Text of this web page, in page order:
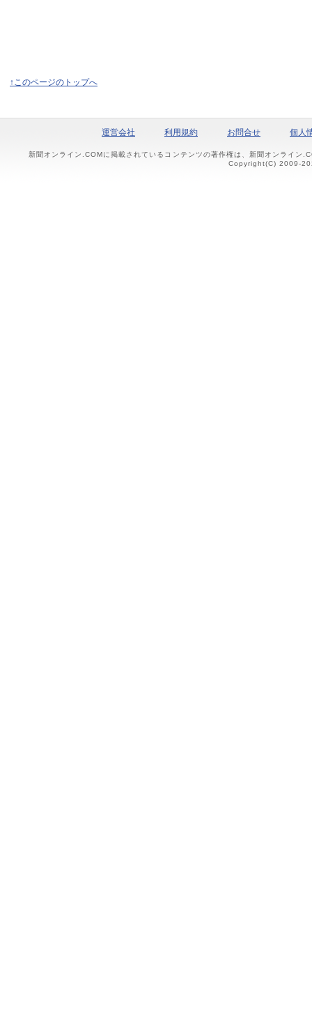
↑このページのトップへ
運営会社 利用規約 お問合せ 個人
新聞オンライン.COMに掲載されているコンテンツの著作権は、新聞オンライン
Copyright(C) 2009-